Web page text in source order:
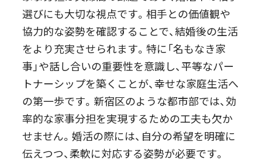
選びにも大切な視点です。相手との価値観や
協力的な姿勢を確認することで、結婚後の生活
をより充実させられます。特に「名もなき家
事」や話し合いの重要性を意識し、平等なパー
トナーシップを築くことが、幸せな家庭生活へ
の第一歩です。新宿区のような都市部では、効
率的な家事分担を実現するための工夫も欠か
せません。婚活の際には、自分の希望を明確に
伝えつつ、柔軟に対応する姿勢が必要です。